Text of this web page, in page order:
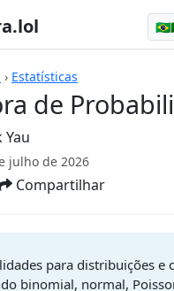
› Estatísticas
de
Yau
julho de 2026
Compartilhar
para distribuições e
binomial, normal,